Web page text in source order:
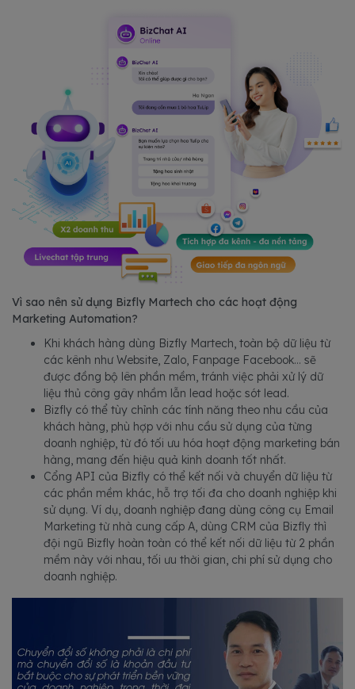
Vì sao nên sử dụng Bizfly Martech cho các hoạt động
Marketing Automation?
Khi khách hàng dùng Bizfly Martech, toàn bộ dữ liệu từ
các kênh như Website, Zalo, Fanpage Facebook… sẽ
được đồng bộ lên phần mềm, tránh việc phải xử lý dữ
liệu thủ công gây nhầm lẫn lead hoặc sót lead.
Bizfly có thể tùy chỉnh các tính năng theo nhu cầu của
khách hàng, phù hợp với nhu cầu sử dụng của từng
doanh nghiệp, từ đó tối ưu hóa hoạt động marketing bán
hàng, mang đến hiệu quả kinh doanh tốt nhất.
Cổng API của Bizfly có thể kết nối và chuyển dữ liệu từ
các phần mềm khác, hỗ trợ tối đa cho doanh nghiệp khi
sử dụng. Ví dụ, doanh nghiệp đang dùng công cụ Email
Marketing từ nhà cung cấp A, dùng CRM của Bizfly thì
đội ngũ Bizfly hoàn toàn có thể kết nối dữ liệu từ 2 phần
mềm này với nhau, tối ưu thời gian, chi phí sử dụng cho
doanh nghiệp.